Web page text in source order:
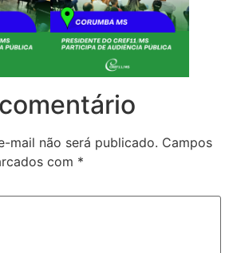
mail não será publicado. Campos
com *